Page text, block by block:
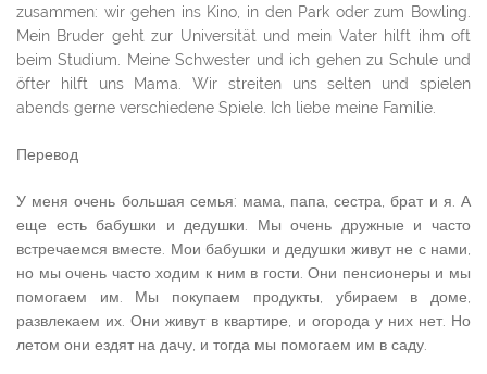
zusammen: wir gehen ins Kino, in den Park oder zum Bowling.
Mein Bruder geht zur Universität und mein Vater hilft ihm oft
beim Studium. Meine Schwester und ich gehen zu Schule und
öfter hilft uns Mama. Wir streiten uns selten und spielen
abends gerne verschiedene Spiele. Ich liebe meine Familie.
Перевод
У меня очень большая семья: мама, папа, сестра, брат и я. А
еще есть бабушки и дедушки. Мы очень дружные и часто
встречаемся вместе. Мои бабушки и дедушки живут не с нами,
но мы очень часто ходим к ним в гости. Они пенсионеры и мы
помогаем им. Мы покупаем продукты, убираем в доме,
развлекаем их. Они живут в квартире, и огорода у них нет. Но
летом они ездят на дачу, и тогда мы помогаем им в саду.